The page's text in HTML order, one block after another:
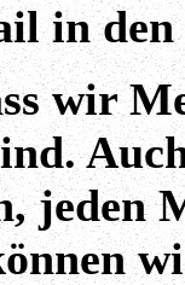
in
wir
jeden